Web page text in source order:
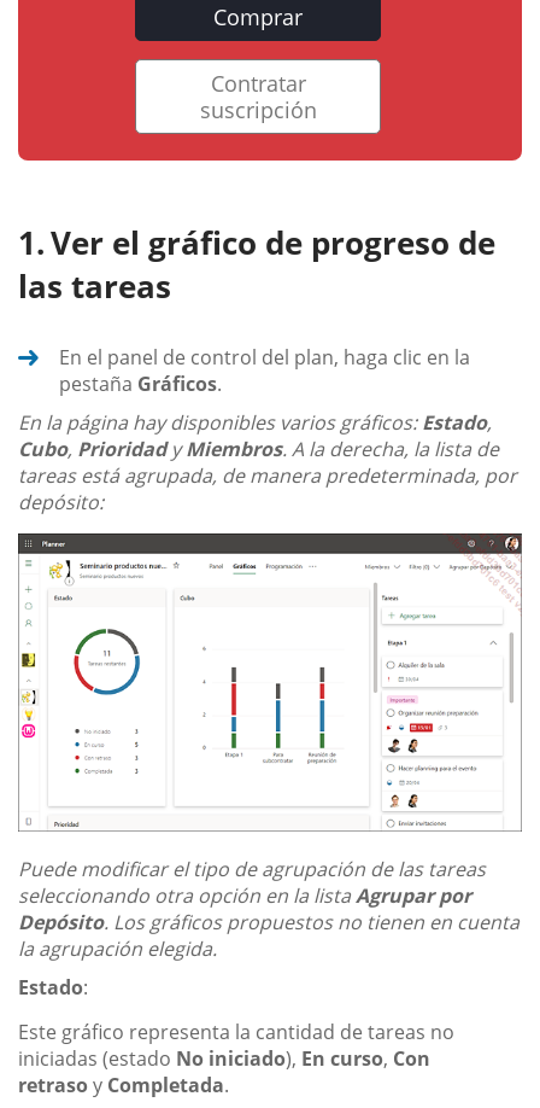
Comprar
Contratar
suscripción
Ver el gráfico de progreso de
las tareas
En el panel de control del plan, haga clic en la
pestaña Gráficos.
En la página hay disponibles varios gráficos:Estado,
Cubo, PrioridadyMiembros. A la derecha, la lista de
tareas está agrupada, de manera predeterminada, por
depósito:
Puede modificar el tipo de agrupación de las tareas
seleccionando otra opción en la listaAgrupar por
Depósito. Los gráficos propuestos no tienen en cuenta
la agrupación elegida.
Estado:
Este gráfico representa la cantidad de tareas no
iniciadas (estado No iniciado), En curso, Con
retrasoy Completada.